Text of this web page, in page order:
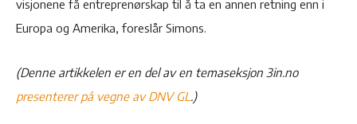
visjonene få entreprenørskap til å ta en annen retning enn i
Europa og Amerika, foreslår Simons.
(Denne artikkelen er en del av en temaseksjon 3in.no
presenterer på vegne av DNV GL.)